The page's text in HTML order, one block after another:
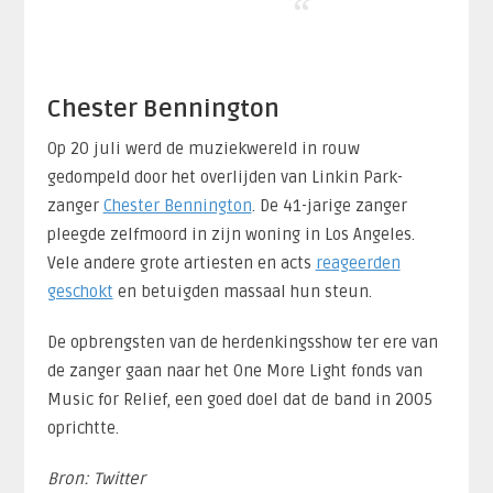
Chester Bennington
Op 20 juli werd de muziekwereld in rouw
gedompeld door het overlijden van Linkin Park-
zanger Chester Bennington . De 41-jarige zanger
pleegde zelfmoord in zijn woning in Los Angeles.
Vele andere grote artiesten en acts reageerden
geschokt en betuigden massaal hun steun.
De opbrengsten van de herdenkingsshow ter ere van
de zanger gaan naar het One More Light fonds van
Music for Relief, een goed doel dat de band in 2005
oprichtte.
Bron: Twitter